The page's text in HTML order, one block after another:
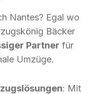
Nantes? Egal wo
Bäcker
Partner für
Umzüge.
: Mit